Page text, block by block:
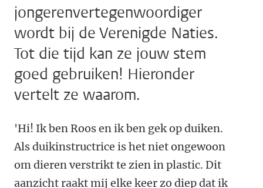
jongerenvertegenwoordiger
wordt bij de Verenigde Naties.
Tot die tijd kan ze jouw stem
goed gebruiken! Hieronder
vertelt ze waarom.
'Hi! Ik ben Roos en ik ben gek op duiken.
Als duikinstructrice is het niet ongewoon
om dieren verstrikt te zien in plastic. Dit
aanzicht raakt mij elke keer zo diep dat ik